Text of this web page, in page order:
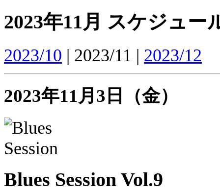
2023年11月 スケジュー
2023/10 | 2023/11 | 2023/12
2023年11月3日（金）
Blues Session Vol.9